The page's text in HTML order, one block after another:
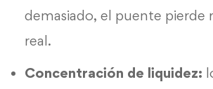
demasiado, el puente pierde
real.
Concentración de liquidez: